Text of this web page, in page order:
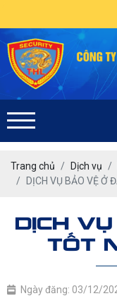
Trang chủ Dịch vụ
DỊCH VỤ BẢO VỆ Ở
DỊCH
TỐT
Ngày đăng: 03/12/